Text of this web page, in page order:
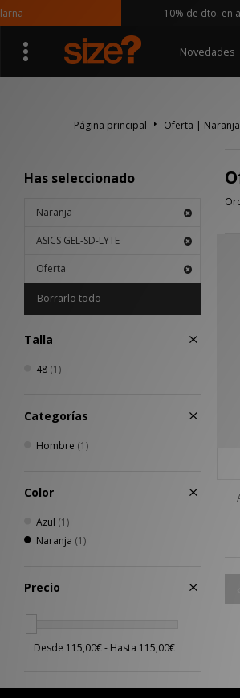
10% de dto. en
Novedades
Página principal Oferta | Naranja
Has seleccionado
Naranja
ASICS GEL-SD-LYTE
Oferta
Borrarlo todo
Talla
48 (1)
Categorías
Hombre (1)
Color
Azul (1)
Naranja (1)
Precio